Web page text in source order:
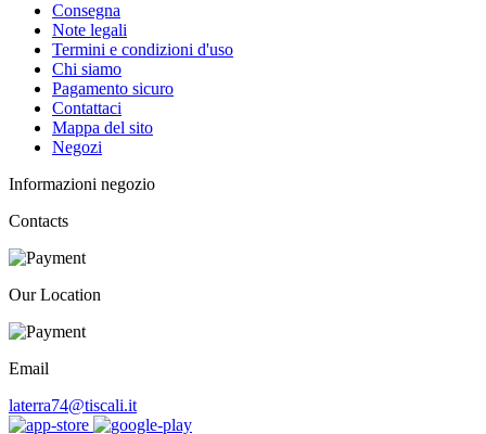
Consegna
Note legali
Termini e condizioni d'uso
Chi siamo
Pagamento sicuro
Contattaci
Mappa del sito
Negozi
Informazioni negozio
Contacts
Our Location
Email
laterra74@tiscali.it